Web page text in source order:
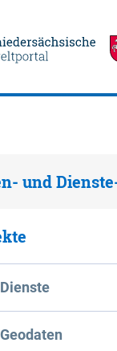
und
Dienste
Geodaten